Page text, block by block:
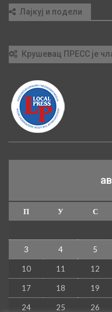
Лајкуј и подели
Крушевац ПРЕСС је
П У С
3 4 5
10 11 12
17 18 19
24 25 26